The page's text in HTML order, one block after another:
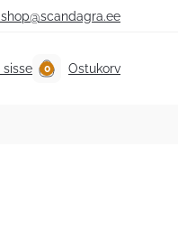
sisse Ostukorv